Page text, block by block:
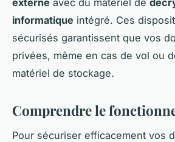
informatique intégré. Ces
sécurisés garantissent que vos
privées, même en cas de vol ou
matériel de stockage.
Comprendre le
Pour sécuriser efficacement vos